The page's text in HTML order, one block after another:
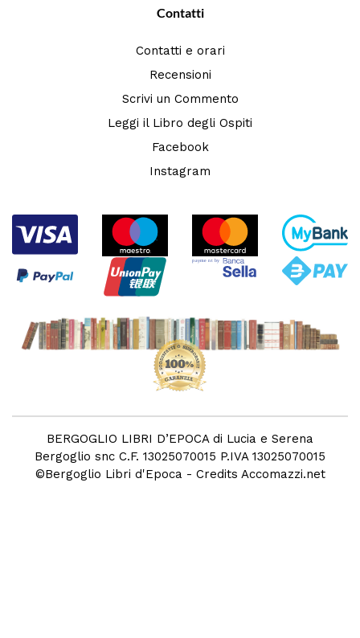
Contatti
Contatti e orari
Recensioni
Scrivi un Commento
Leggi il Libro degli Ospiti
Facebook
Instagram
BERGOGLIO LIBRI D’EPOCA di Lucia e Serena
Bergoglio snc C.F. 13025070015 P.IVA 13025070015
©Bergoglio Libri d'Epoca - Credits Accomazzi.net